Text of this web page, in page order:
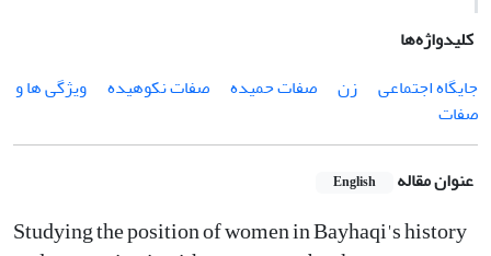
کلیدواژه‌ها
جایگاه اجتماعی
زن صفات حمیده صفات نکوهیده
ویژگی ها و
صفات
عنوان مقاله English
Studying the position of women in Bayhaqi's history